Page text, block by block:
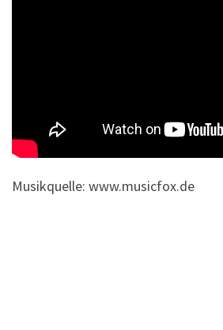
Musikquelle: www.musicfox.de